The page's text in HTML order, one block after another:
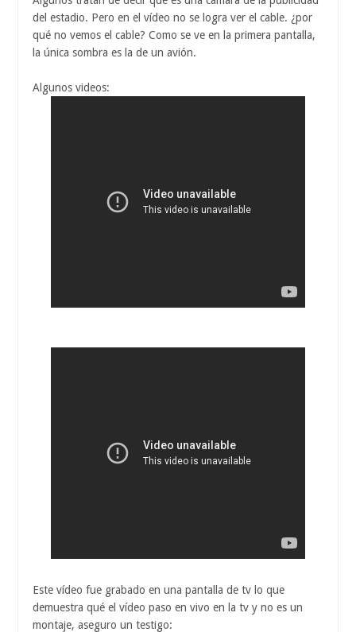
del estadio. Pero en el vídeo no se logra ver el cable. ¿por
qué no vemos el cable? Como se ve en la primera pantalla,
la única sombra es la de un avión.
Algunos videos:
Este vídeo fue grabado en una pantalla de tv lo que
demuestra qué el vídeo paso en vivo en la tv y no es un
montaje, aseguro un testigo: